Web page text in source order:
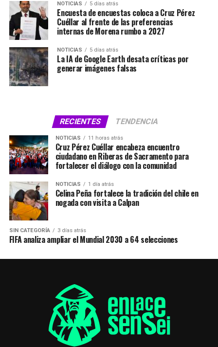
NOTICIAS 5 días atrás
Encuesta de encuestas coloca a Cruz Pérez
Cuéllar al frente de las preferencias
internas de Morena rumbo a 2027
NOTICIAS 5 días atrás
La IA de Google Earth desata críticas por
generar imágenes falsas
RECIENTES TENDENCIA
NOTICIAS 11 horas atrás
Cruz Pérez Cuéllar encabeza encuentro
ciudadano en Riberas de Sacramento para
fortalecer el diálogo con la comunidad
NOTICIAS 1 día atrás
Celina Peña fortalece la tradición del chile en
nogada con visita a Calpan
SIN CATEGORÍA 3 días atrás
FIFA analiza ampliar el Mundial 2030 a 64 selecciones